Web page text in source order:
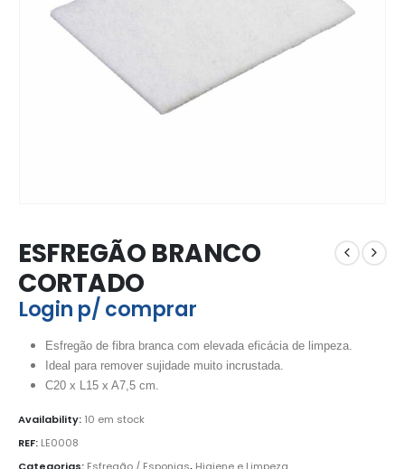
ESFREGÃO BRANCO
CORTADO
Login p/ comprar
Esfregão de fibra branca com elevada eficácia de limpeza.
Ideal para remover sujidade muito incrustada.
C20 x L15 x A7,5 cm.
Availability: 10 em stock
REF: LE0008
Categorias: Esfregão / Esponjas, Higiene e Limpeza